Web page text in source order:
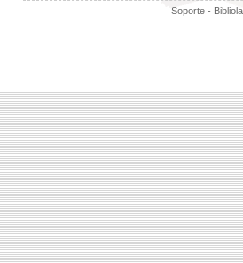
Soporte -